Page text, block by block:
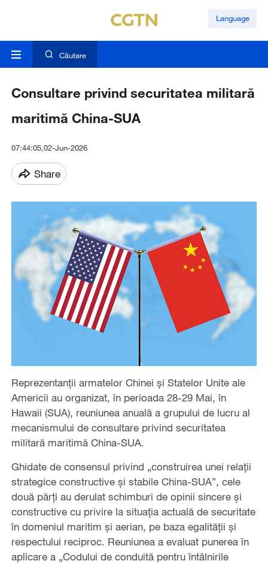
Language
Căutare
Consultare privind securitatea militară
maritimă China-SUA
07:44:05,02-Jun-2026
Share
Reprezentanții armatelor Chinei și Statelor Unite ale
Americii au organizat, în perioada 28-29 Mai, în
Hawaii (SUA), reuniunea anuală a grupului de lucru al
mecanismului de consultare privind securitatea
militară maritimă China-SUA.
Ghidate de consensul privind „construirea unei relații
strategice constructive și stabile China-SUA”, cele
două părți au derulat schimburi de opinii sincere și
constructive cu privire la situația actuală de securitate
în domeniul maritim și aerian, pe baza egalității și
respectului reciproc. Reuniunea a evaluat punerea în
aplicare a „Codului de conduită pentru întâlnirile